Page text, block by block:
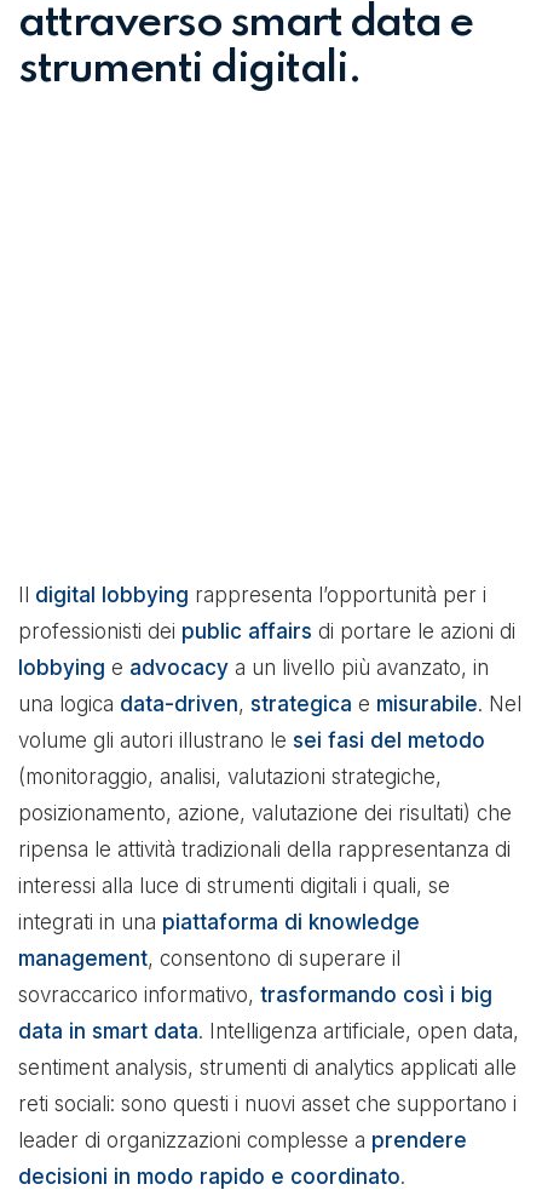
attraverso smart data e
strumenti digitali.
digital lobbying rappresenta l’opportunità per i
professionisti dei public affairs di portare le azioni di
lobbying e advocacy a un livello più avanzato, in
una logica data-driven, strategica e misurabile. Nel
volume gli autori illustrano le sei fasi del metodo
(monitoraggio, analisi, valutazioni strategiche,
posizionamento, azione, valutazione dei risultati) che
ripensa le attività tradizionali della rappresentanza di
interessi alla luce di strumenti digitali i quali, se
integrati in una piattaforma di knowledge
management, consentono di superare il
sovraccarico informativo, trasformando così i big
data in smart data. Intelligenza artificiale, open data,
sentiment analysis, strumenti di analytics applicati alle
reti sociali: sono questi i nuovi asset che supportano i
leader di organizzazioni complesse a prendere
decisioni in modo rapido e coordinato.